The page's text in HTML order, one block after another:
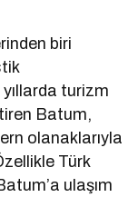
biri
turizm
Batum,
olanaklarıyla
Türk
ulaşım